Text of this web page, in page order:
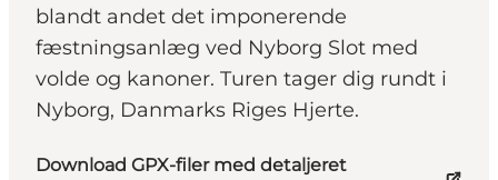
blandt andet det imponerende
fæstningsanlæg ved Nyborg Slot med
volde og kanoner. Turen tager dig rundt i
Nyborg, Danmarks Riges Hjerte.
Download GPX-filer med detaljeret